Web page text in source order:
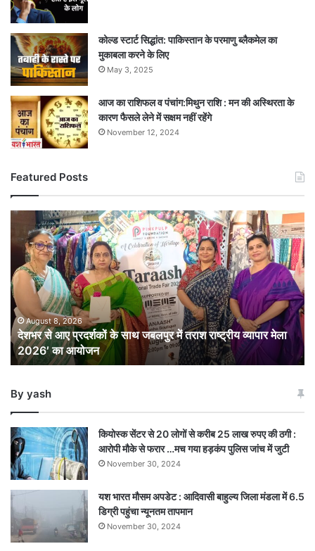
कोल्ड स्टार्ट सिद्धांत: पाकिस्तान के परमाणु ब्लैकमेल का
मुकाबला करने के लिए
May 3, 2025
आज का राशिफल व पंचांग:मिथुन राशि : मन की अस्थिरता के
कारण फैसले लेने में सक्षम नहीं रहेंगे
November 12, 2024
Featured Posts
देशभर
आए
प्रदर्शकों
के
साथ
जबलपुर
में
तराश
राष्ट्रीय
व्यापार
2026′
August 8, 2026
देशभर से आए प्रदर्शकों के साथ जबलपुर में तराश राष्ट्रीय व्यापार मेला
2026′ का आयोजन
By yash
कियोस्क सेंटर से 20 लोगों से करीब 25 लाख रुपए की ठगी :
आरोपी मौके से फरार …मच गया हड़कंप पुलिस जांच में जुटी
November 30, 2024
यश भारत मौसम अपडेट : आदिवासी बाहुल्य जिला मंडला में 6.5
डिग्री पहुंचा न्यूनतम तापमान
November 30, 2024